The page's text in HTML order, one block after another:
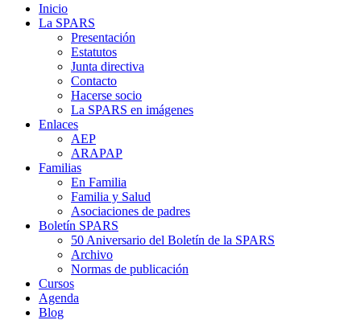
Inicio
La SPARS
Presentación
Estatutos
Junta directiva
Contacto
Hacerse socio
La SPARS en imágenes
Enlaces
AEP
ARAPAP
Familias
En Familia
Familia y Salud
Asociaciones de padres
Boletín SPARS
50 Aniversario del Boletín de la SPARS
Archivo
Normas de publicación
Cursos
Agenda
Blog